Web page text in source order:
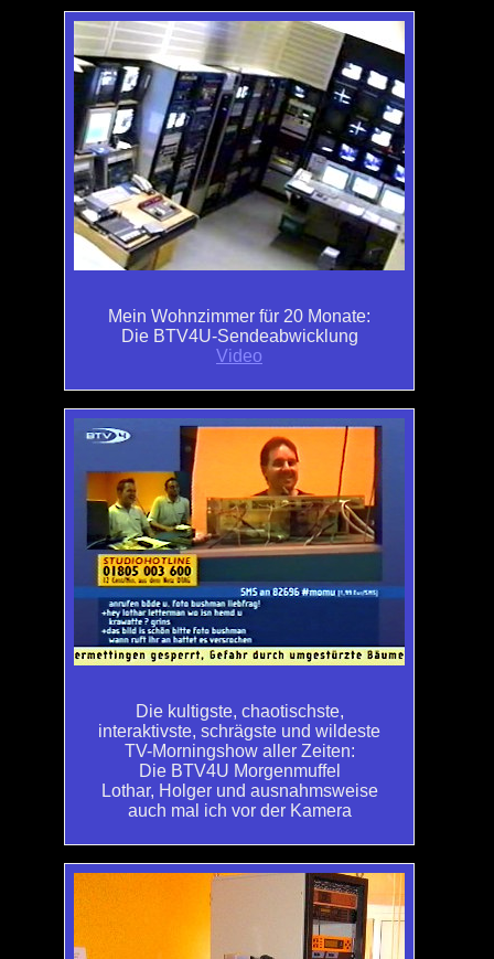
Mein Wohnzimmer für 20 Monate:
Die BTV4U-Sendeabwicklung
Video
Die kultigste, chaotischste,
interaktivste, schrägste und wildeste
TV-Morningshow aller Zeiten:
Die BTV4U Morgenmuffel
Lothar, Holger und ausnahmsweise
auch mal ich vor der Kamera